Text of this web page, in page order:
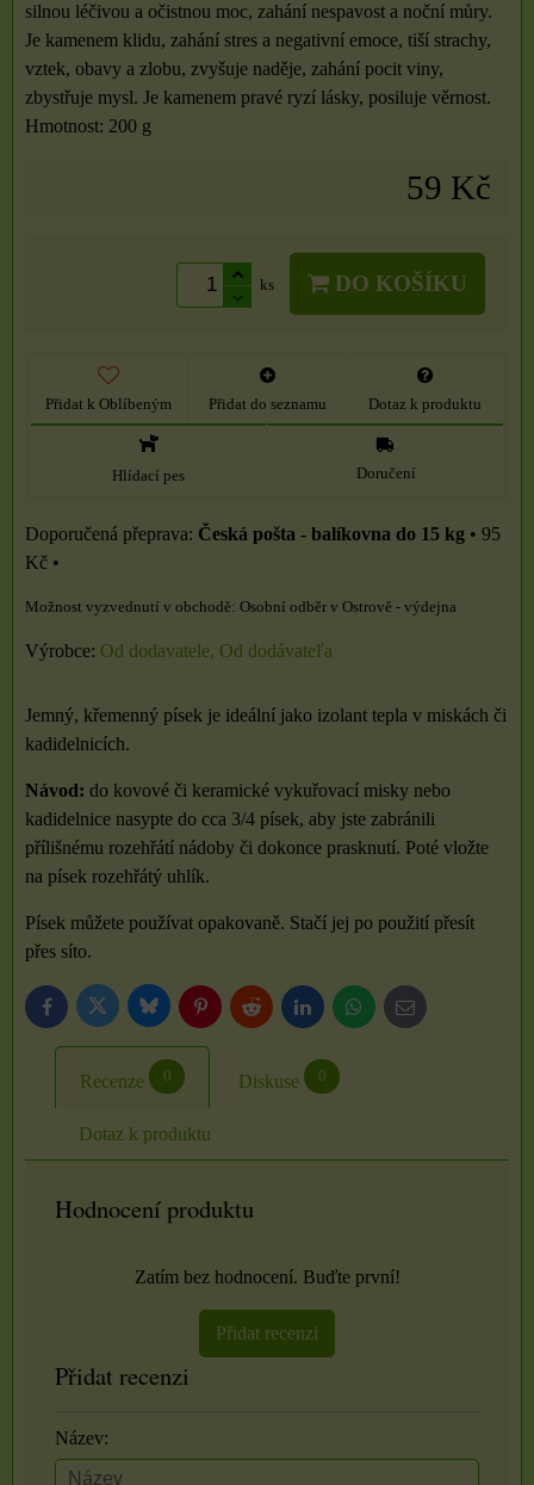
silnou léčivou a očistnou moc, zahání nespavost a noční můry.
Je kamenem klidu, zahání stres a negativní emoce, tiší strachy,
vztek, obavy a zlobu, zvyšuje naděje, zahání pocit viny,
zbystřuje mysl. Je kamenem pravé ryzí lásky, posiluje věrnost.
Hmotnost: 200 g
59 Kč
ks DO KOŠÍKU
Přidat k Oblíbeným Přidat do seznamu Dotaz k produktu
Hlídací pes Doručení
Česká pošta - balíkovna do 15 kg • 95
Kč •
Osobní odběr v Ostrově - výdejna
Výrobce: Od dodavatele, Od dodávateľa
Jemný, křemenný písek je ideální jako izolant tepla v miskách či
kadidelnicích.
Návod: do kovové či keramické vykuřovací misky nebo
kadidelnice nasypte do cca 3/4 písek, aby jste zabránili
přílišnému rozehřátí nádoby či dokonce prasknutí. Poté vložte
na písek rozehřátý uhlík.
Písek můžete používat opakovaně. Stačí jej po použití přesít
přes síto.
FacebookTwitter BlueskyPinterestReddit LinkedInWhatsApp
E-
mail
Recenze 0 Diskuse 0
Dotaz k produktu
Hodnocení produktu
Zatím bez hodnocení. Buďte první!
Přidat recenzi
Přidat recenzi
Název: